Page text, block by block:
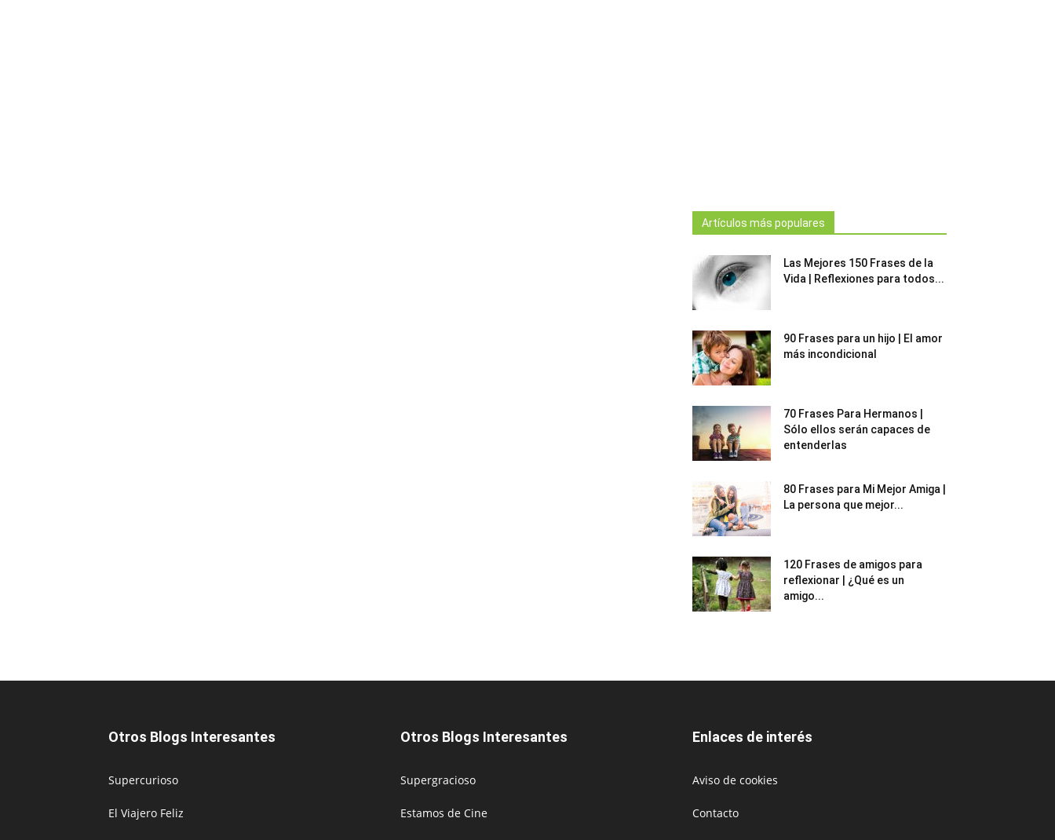
Artículos más populares
Las Mejores 150 Frases de la
Vida | Reflexiones para todos...
90 Frases para un hijo | El amor
más incondicional
70 Frases Para Hermanos |
Sólo ellos serán capaces de
entenderlas
80 Frases para Mi Mejor Amiga |
La persona que mejor...
120 Frases de amigos para
reflexionar | ¿Qué es un
amigo...
Otros Blogs Interesantes
Supercurioso
El Viajero Feliz
Otros Blogs Interesantes
Supergracioso
Estamos de Cine
Enlaces de interés
Aviso de cookies
Contacto